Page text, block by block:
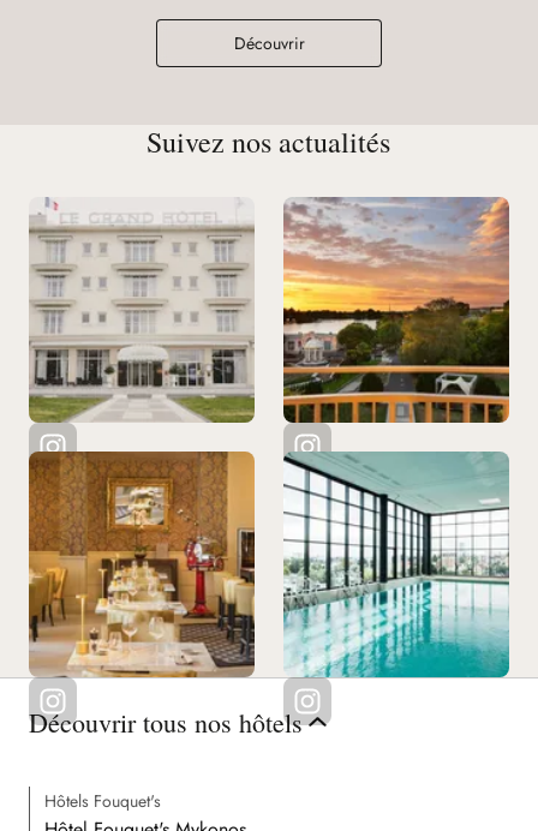
Découvrir
Suivez nos actualités
Découvrir tous nos hôtels
Hôtels Fouquet's